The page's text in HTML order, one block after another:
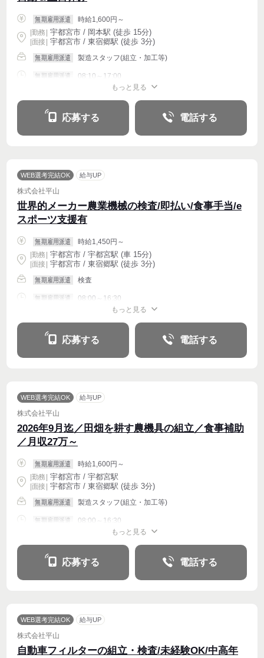
無期雇用派遣
時給1,600円～
|勤務 宇都宮市 / 岡本駅 (徒歩 15分)
| 面接 | 宇都宮市 / 東宿郷駅 (徒歩 3分)
無期雇用派遣 製造スタッフ(組立・加工等)
無期雇用派遣 08:10～17:00
もっと見る
応募する 電話する
WEB選考完結OK 給与UP
株式会社平山
世界的メーカー農業機械の検査/即払い/食事手当/e
スポーツ支援有
無期雇用派遣
時給1,450円～
|勤務 宇都宮市 / 宇都宮駅 (車 15分)
| 面接 | 宇都宮市 / 東宿郷駅 (徒歩 3分)
無期雇用派遣 検査
無期雇用派遣 08:00～16:30
もっと見る
応募する 電話する
WEB選考完結OK 給与UP
株式会社平山
2026年9月迄／田畑を耕す農機具の組立／食事補助
／月収27万～
無期雇用派遣
時給1,600円～
|勤務 宇都宮市 / 宇都宮駅
| 面接 | 宇都宮市 / 東宿郷駅 (徒歩 3分)
無期雇用派遣 製造スタッフ(組立・加工等)
無期雇用派遣 08:00～16:30
もっと見る
応募する 電話する
WEB選考完結OK 給与UP
株式会社平山
自動車フィルターの組立・検査/未経験OK/中高年